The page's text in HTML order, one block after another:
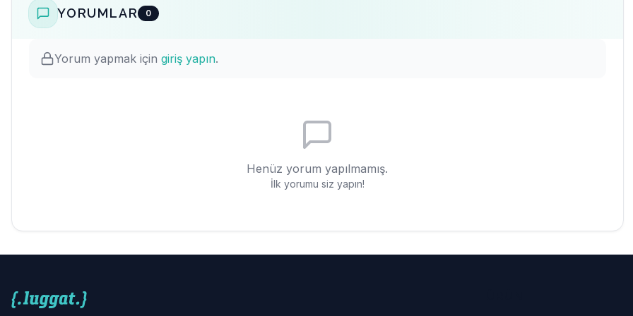
YORUMLAR 0
Yorum yapmak için giriş yapın.
Henüz yorum yapılmamış.
İlk yorumu siz yapın!